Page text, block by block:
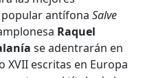
antífona Salve
Raquel
se adentrarán en
XVII escritas en Europa